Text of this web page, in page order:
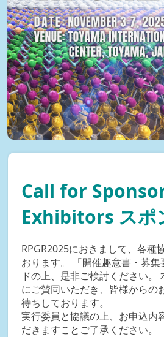
Call for
Exhibitors スポ
RPGR2025におきまして、各種
おります。 「開催趣意書・募
ドの上、是非ご検討ください。
にご賛同いただき、皆様からの
待ちしております。
実行委員と協議の上、お申込内
だきますことご了承ください。